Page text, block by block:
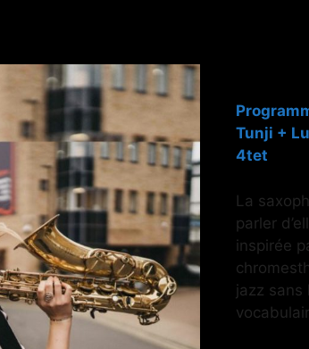
Tunji +
4tet
La
parler
inspirée
jazz sans